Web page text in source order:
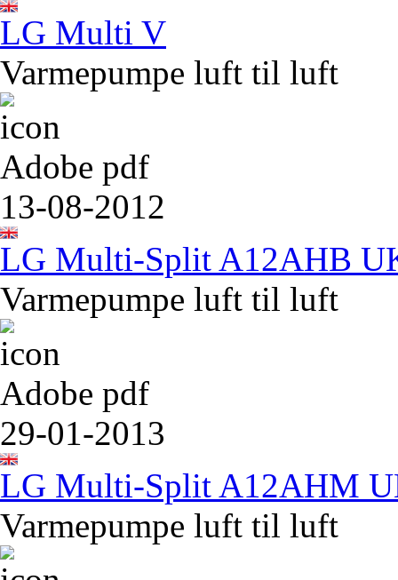
LG Multi V
Varmepumpe luft til luft
Adobe pdf
13-08-2012
LG Multi-Split A12AHB
Varmepumpe luft til luft
Adobe pdf
29-01-2013
LG Multi-Split A12AHM
Varmepumpe luft til luft